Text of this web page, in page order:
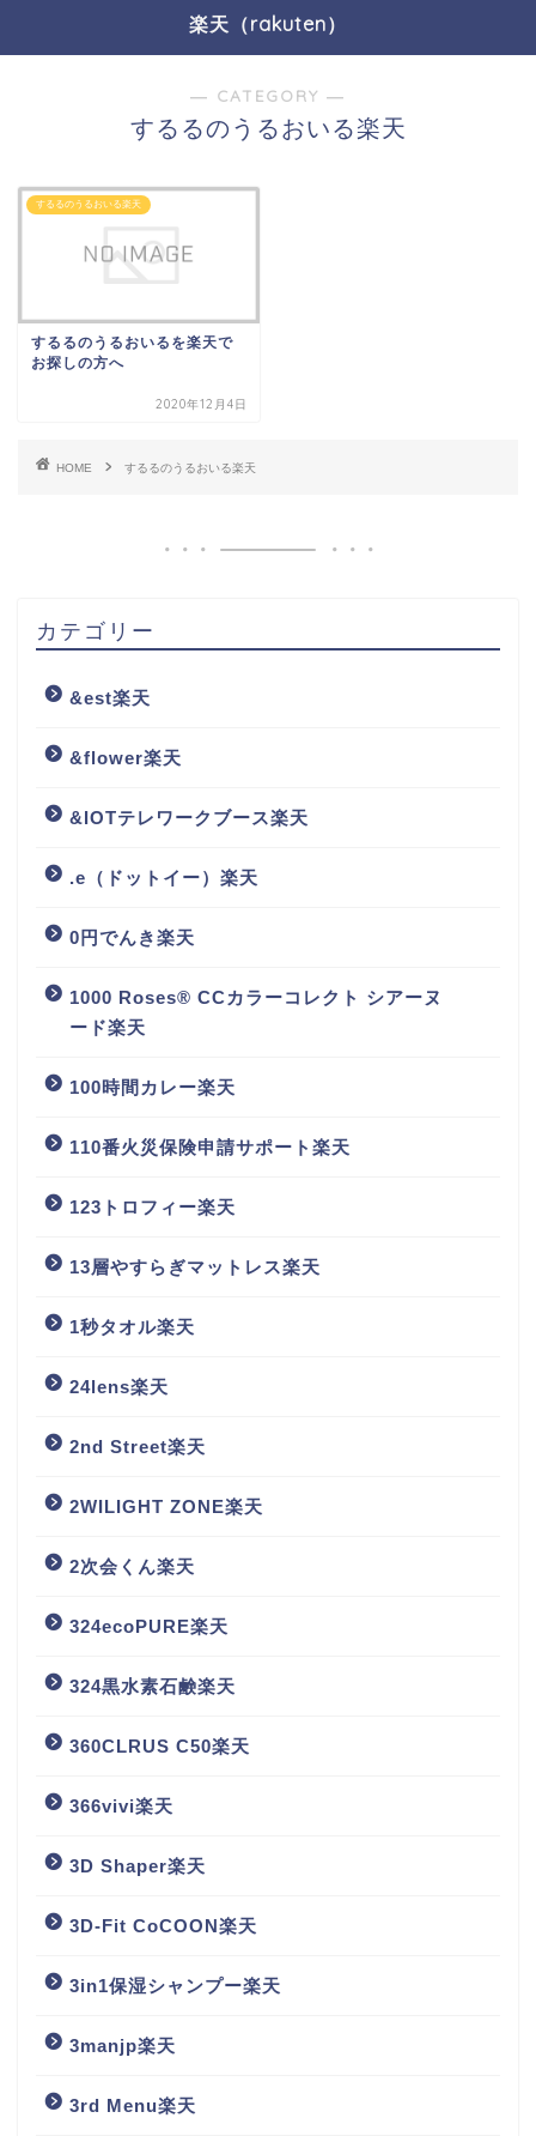
楽天（rakuten）
― CATEGORY ―
するるのうるおいる楽天
するるのうるおいる楽天
するるのうるおいるを楽天で
お探しの方へ
2020年12月4日
HOME するるのうるおいる楽天
カテゴリー
&est楽天
&flower楽天
&IOTテレワークブース楽天
.e（ドットイー）楽天
0円でんき楽天
1000 Roses® CCカラーコレクト シアーヌ
ード楽天
100時間カレー楽天
110番火災保険申請サポート楽天
123トロフィー楽天
13層やすらぎマットレス楽天
1秒タオル楽天
24lens楽天
2nd Street楽天
2WILIGHT ZONE楽天
2次会くん楽天
324ecoPURE楽天
324黒水素石鹸楽天
360CLRUS C50楽天
366vivi楽天
3D Shaper楽天
3D-Fit CoCOON楽天
3in1保湿シャンプー楽天
3manjp楽天
3rd Menu楽天